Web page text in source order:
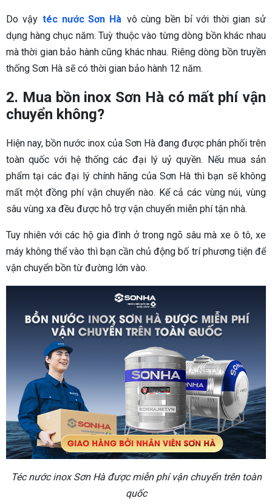
Do vậy téc nước Sơn Hà vô cùng bền bỉ với thời gian sử
dụng hàng chục năm. Tuỳ thuộc vào từng dòng bồn khác nhau
mà thời gian bảo hành cũng khác nhau. Riêng dòng bồn truyền
thống Sơn Hà sẽ có thời gian bảo hành 12 năm.
2. Mua bồn inox Sơn Hà có mất phí vận
chuyển không?
Hiện nay, bồn nước inox của Sơn Hà đang được phân phối trên
toàn quốc với hệ thống các đại lý uỷ quyền. Nếu mua sản
phẩm tại các đại lý chính hãng của Sơn Hà thì bạn sẽ không
mất một đồng phí vận chuyển nào. Kể cả các vùng núi, vùng
sâu vùng xa đều được hỗ trợ vận chuyển miễn phí tận nhà.
Tuy nhiên với các hộ gia đình ở trong ngõ sâu mà xe ô tô, xe
máy không thể vào thì bạn cần chủ động bố trí phương tiện để
vận chuyển bồn từ đường lớn vào.
Téc nước inox Sơn Hà được miễn phí vận chuyển trên toàn
quốc